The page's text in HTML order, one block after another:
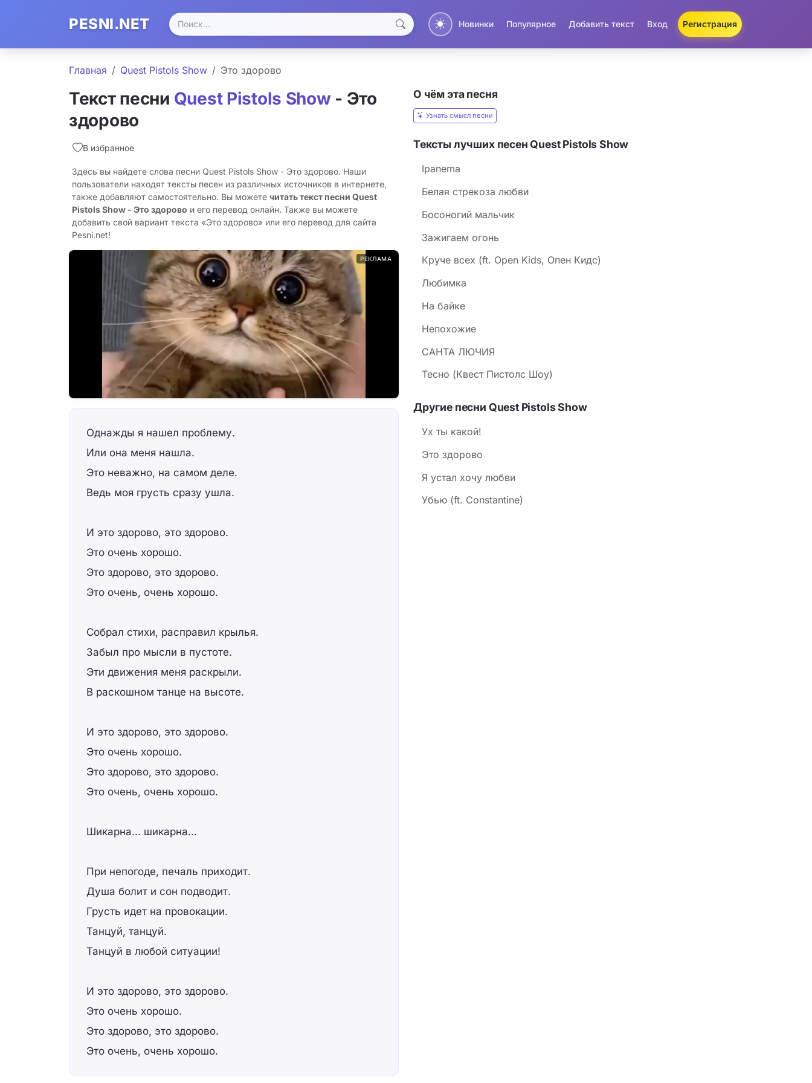
PESNI.NET Новинки Популярное Добавить текст Вход Регистрация
Главная Quest Pistols Show Это здорово
Текст песни Quest Pistols Show- Это
здорово
В избранное
Здесь вы найдете слова песни Quest Pistols Show - Это здорово. Наши
пользователи находят тексты песен из различных источников в интернете,
также добавляют самостоятельно. Вы можете читать текст песни Quest
Pistols Show - Это здорово и его перевод онлайн. Также вы можете
добавить свой вариант текста «Это здорово» или его перевод для сайта
Pesni.net!
РЕКЛАМА
Однажды я нашел проблему.
Или она меня нашла.
Это неважно, на самом деле.
Ведь моя грусть сразу ушла.
И это здорово, это здорово.
Это очень хорошо.
Это здорово, это здорово.
Это очень, очень хорошо.
Собрал стихи, расправил крылья.
Забыл про мысли в пустоте.
Эти движения меня раскрыли.
В раскошном танце на высоте.
И это здорово, это здорово.
Это очень хорошо.
Это здорово, это здорово.
Это очень, очень хорошо.
Шикарна... шикарна...
При непогоде, печаль приходит.
Душа болит и сон подводит.
Грусть идет на провокации.
Танцуй, танцуй.
Танцуй в любой ситуации!
И это здорово, это здорово.
Это очень хорошо.
Это здорово, это здорово.
Это очень, очень хорошо.
О чём эта песня
Узнать смысл песни
Тексты лучших песен Quest Pistols Show
Ipanema
Белая стрекоза любви
Босоногий мальчик
Зажигаем огонь
Круче всех (ft. Open Kids, Опен Кидс)
Любимка
На байке
Непохожие
САНТА ЛЮЧИЯ
Тесно (Квест Пистолс Шоу)
Другие песни Quest Pistols Show
Ух ты какой!
Это здорово
Я устал хочу любви
Убью (ft. Constantine)